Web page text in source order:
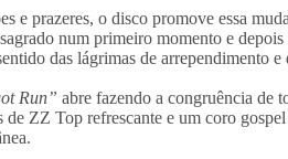
e prazeres, o disco promove essa
num primeiro momento e
das lágrimas de arrependimento
Run” abre fazendo a congruência de
de ZZ Top refrescante e um coro